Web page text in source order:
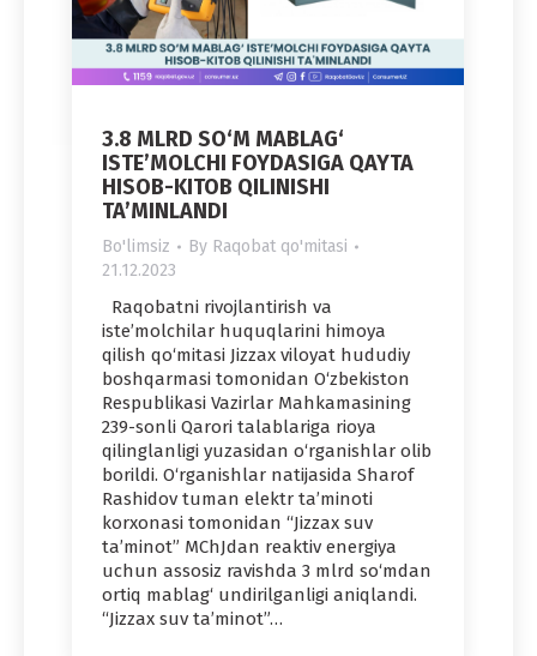
3.8 MLRD SO‘M MABLAG‘
ISTE’MOLCHI FOYDASIGA QAYTA
HISOB-KITOB QILINISHI
TA’MINLANDI
Bo'limsiz By Raqobat qo'mitasi
21.12.2023
Raqobatni rivojlantirish va
iste’molchilar huquqlarini himoya
qilish qo‘mitasi Jizzax viloyat hududiy
boshqarmasi tomonidan O‘zbekiston
Respublikasi Vazirlar Mahkamasining
239-sonli Qarori talablariga rioya
qilinglanligi yuzasidan o‘rganishlar olib
borildi. O‘rganishlar natijasida Sharof
Rashidov tuman elektr ta’minoti
korxonasi tomonidan “Jizzax suv
ta’minot” MChJdan reaktiv energiya
uchun assosiz ravishda 3 mlrd so‘mdan
ortiq mablag‘ undirilganligi aniqlandi.
“Jizzax suv ta’minot”…